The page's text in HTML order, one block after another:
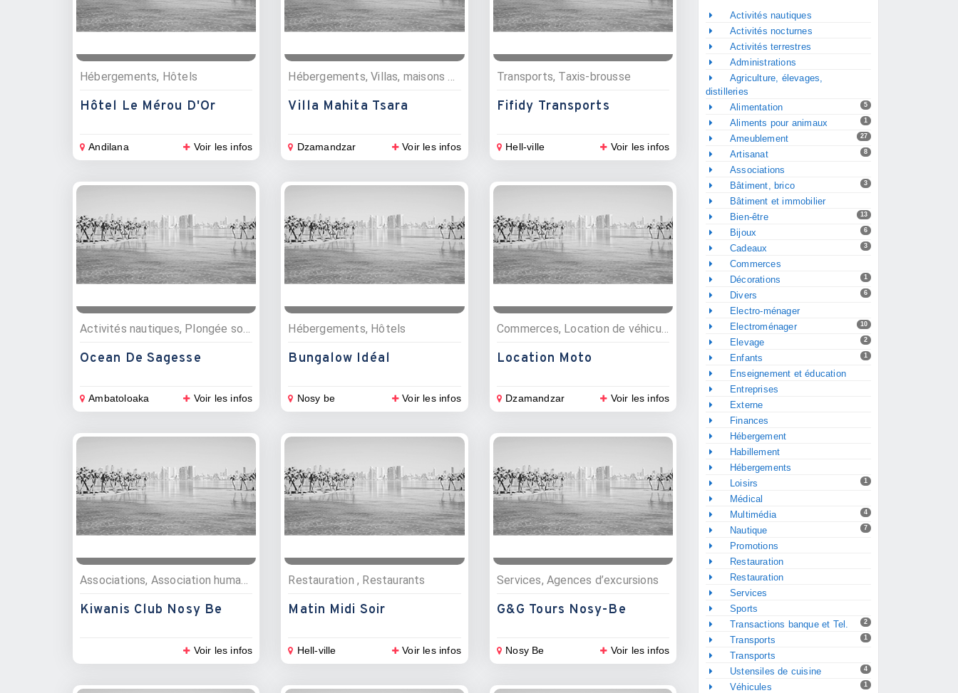
Hébergements, Hôtels
Hôtel Le Mérou D'Or
Andilana Voir les infos
Hébergements, Villas, maisons et appartements
Villa Mahita Tsara
Dzamandzar Voir les infos
Transports, Taxis-brousse
Fifidy Transports
Hell-ville Voir les infos
Ocean De Sagesse
Ambatoloaka Voir les infos
Hébergements, Hôtels
Bungalow Idéal
Nosy be Voir les infos
Location Moto
Dzamandzar Voir les infos
Associations, Association humanitaire
Kiwanis Club Nosy Be
Voir les infos
Restauration , Restaurants
Matin Midi Soir
Hell-ville Voir les infos
Services, Agences d’excursions
G&G Tours Nosy-Be
Nosy Be Voir les infos
Activités nautiques
Activités nocturnes
Activités terrestres
Administrations
Agriculture, élevages,
distilleries
5
Alimentation
1
Aliments pour animaux
27
Ameublement
8
Artisanat
Associations
3
Bâtiment, brico
Bâtiment et immobilier
13
Bien-être
6
Bijoux
3
Cadeaux
Commerces
1
Décorations
6
Divers
Electro-ménager
10
Electroménager
2
Elevage
1
Enfants
Enseignement et éducation
Entreprises
Externe
Finances
Hébergement
Habillement
Hébergements
1
Loisirs
Médical
4
Multimédia
7
Nautique
Promotions
Restauration
Restauration
Services
Sports
2
Transactions banque et Tel.
1
Transports
Transports
4
Ustensiles de cuisine
1
Véhicules